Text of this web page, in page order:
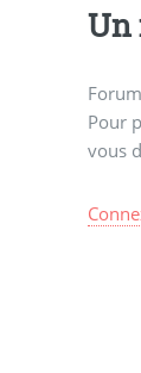
Un
Pour
vous